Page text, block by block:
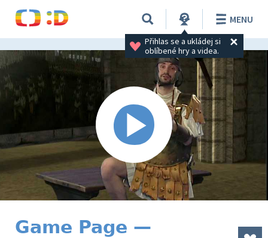
Přihlas se a ukládej si
oblíbené hry a videa.
MENU
Game Page —